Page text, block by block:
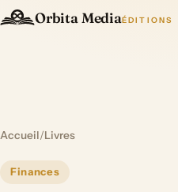
Orbita MediaÉDITIONS
Accueil/Livres
Finances